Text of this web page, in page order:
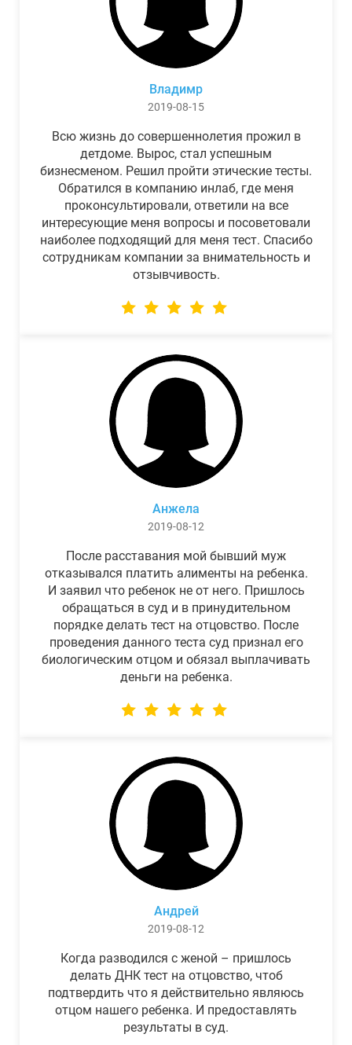
Владимр
2019-08-15
Всю жизнь до совершеннолетия прожил в
детдоме. Вырос, стал успешным
бизнесменом. Решил пройти этические тесты.
Обратился в компанию инлаб, где меня
проконсультировали, ответили на все
интересующие меня вопросы и посоветовали
наиболее подходящий для меня тест. Спасибо
сотрудникам компании за внимательность и
отзывчивость.
Анжела
2019-08-12
После расставания мой бывший муж
отказывался платить алименты на ребенка.
И заявил что ребенок не от него. Пришлось
обращаться в суд и в принудительном
порядке делать тест на отцовство. После
проведения данного теста суд признал его
биологическим отцом и обязал выплачивать
деньги на ребенка.
Андрей
2019-08-12
Когда разводился с женой – пришлось
делать ДНК тест на отцовство, чтоб
подтвердить что я действительно являюсь
отцом нашего ребенка. И предоставлять
результаты в суд.